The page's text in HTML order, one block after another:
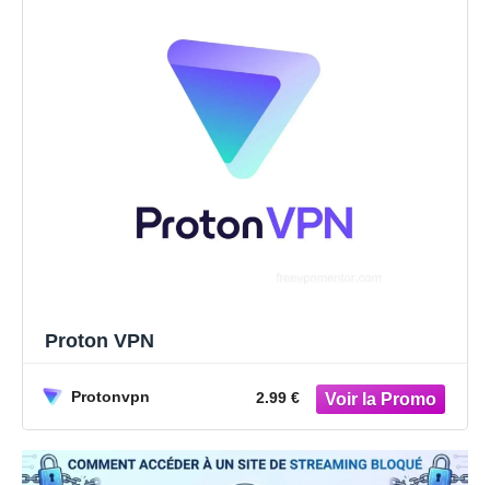
Proton VPN
Protonvpn 2.99 €